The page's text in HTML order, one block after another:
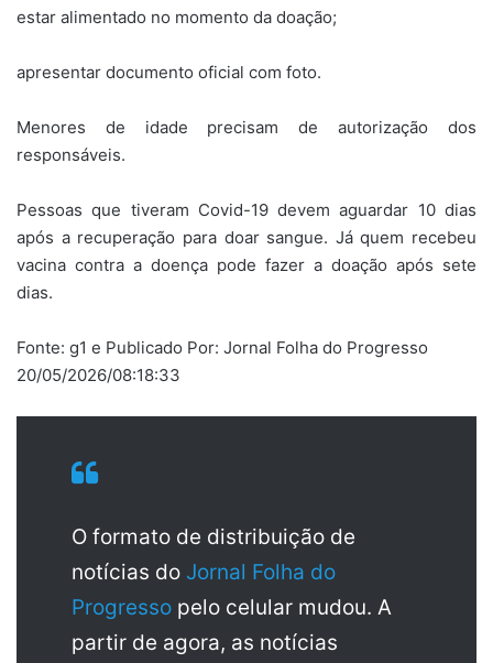
estar alimentado no momento da doação;
apresentar documento oficial com foto.
Menores de idade precisam de autorização dos
responsáveis.
Pessoas que tiveram Covid-19 devem aguardar 10 dias
após a recuperação para doar sangue. Já quem recebeu
vacina contra a doença pode fazer a doação após sete
dias.
Fonte: g1 e Publicado Por: Jornal Folha do Progresso
20/05/2026/08:18:33
O formato de distribuição de
notícias do Jornal Folha do
Progresso pelo celular mudou. A
partir de agora, as notícias